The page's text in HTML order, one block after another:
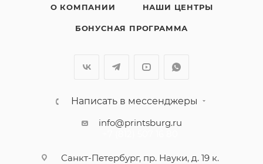
О КОМПАНИИ НАШИ ЦЕНТРЫ
БОНУСНАЯ ПРОГРАММА
Написать в мессенджеры
info@printsburg.ru
Санкт-Петербург, пр. Науки, д. 19 к.